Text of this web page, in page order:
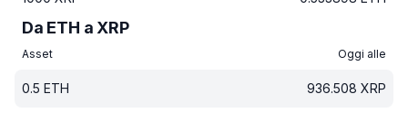
Da ETH a XRP
Asset Oggi alle
0.5 ETH 936.508 XRP